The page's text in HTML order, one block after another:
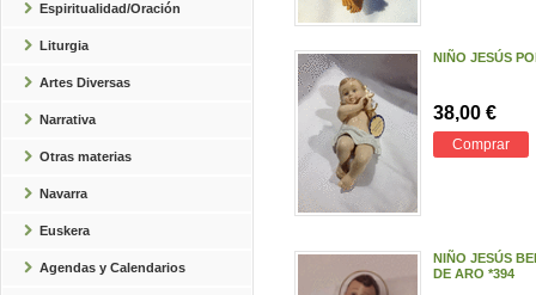
Espiritualidad/Oración
Liturgia
Artes Diversas
Narrativa
Otras materias
Navarra
Euskera
Agendas y Calendarios
NIÑO JESÚS
38,00 €
Comprar
NIÑO JESÚS
DE ARO *394